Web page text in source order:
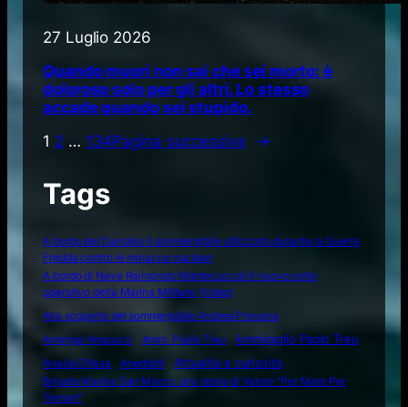
27 Luglio 2026
Quando muori non sai che sei morto: è
doloroso solo per gli altri. Lo stesso
accade quando sei stupido.
1 2 … 134Pagina successiva →
Tags
A bordo del Dandolo il sommergibile utilizzato durante la Guerra
Fredda contro le minacce nucleari
A bordo di Nave Raimondo Montecuccoli il nuovo volto
operativo della Marina Militare (Video)
Alla scoperta del sommergibile Andrea Provana
Amerigo Vespucci
Amm. Paolo Treu
Ammiraglio Paolo Treu
Analisi Difesa
Aneddoti Attualità e curiosità
Brigata Marina San Marco: una storia di Valore "Per Mare Per
Terram"